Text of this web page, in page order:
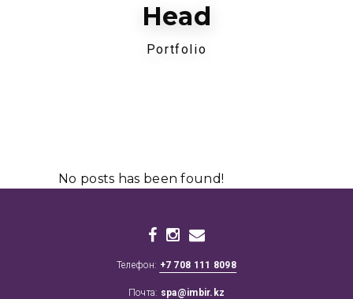
Head
Portfolio
No posts has been found!
Телефон: +7 708 111 8098
Почта: spa@imbir.kz